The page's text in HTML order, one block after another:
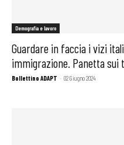
Demografia e lavoro
Guardare in faccia i vizi
immigrazione. Panetta sui
Bollettino ADAPT - 02 Giugno 2024